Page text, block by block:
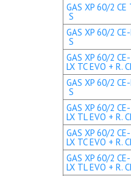
GAS XP 60/2 CE
S
GAS XP 60/2
S
GAS XP 60/2 CE-
LX TC EVO + R.
GAS XP 60/2
S
GAS XP 60/2 CE-
LX TL EVO + R.
GAS XP 60/2 CE-
LX TC EVO + R.
GAS XP 60/2 CE-
LX TL EVO + R.